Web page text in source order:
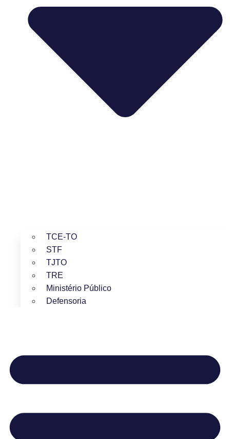
TCE-TO
STF
TJTO
TRE
Ministério Público
Defensoria